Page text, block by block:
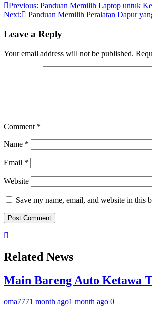
Post
navigation
Previous: Panduan Memilih Laptop untuk
Next:
Panduan Memilih Peralatan Dapur
Leave a Reply
Your email address will not be published.
Comment *
Name *
Email *
Website
Save my name, email, and website in this
Related News
Main Bareng Auto Ketawa
oma7771 month ago1 month ago 0